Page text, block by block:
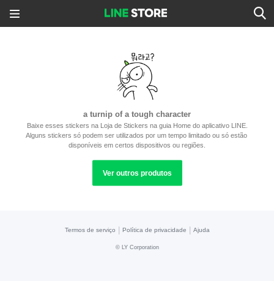
a turnip of a tough character
Baixe esses stickers na Loja de Stickers na guia Home do aplicativo LINE.
Alguns stickers só podem ser utilizados por um tempo limitado ou só estão
disponíveis em certos dispositivos ou regiões.
Ver outros produtos
Termos de serviço Política de privacidade Ajuda
© LY Corporation